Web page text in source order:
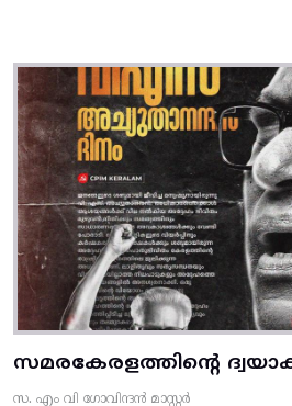
സമരകേരളത്തിൻ്റെ
സ. എം വി ഗോവിന്ദൻ മാസ്റ്റർ